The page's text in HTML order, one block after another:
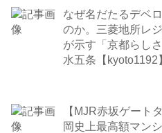
なぜ名だたるデベ
のか。三菱地所レ
が示す「京都らし
水五条【kyoto1192
【MJR赤坂ゲート
岡史上最高額マン